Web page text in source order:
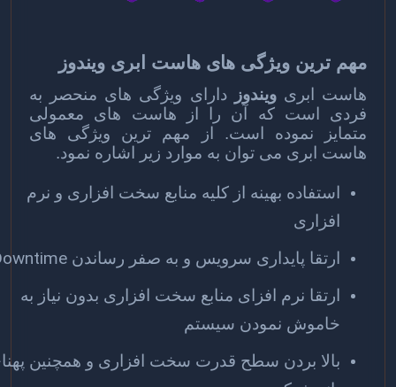
مهم ترین ویژگی های هاست ابری ویندوز
هاستابریویندوزدارای ویژگی های منحصر به
فردی است که آن را از هاست های معمولی
متمایز نموده است. از مهم ترین ویژگی های
هاست ابری می توان به موارد زیر اشاره نمود.
استفاده بهینه از کلیه منابع سخت افزاری و نرم
افزاری
ارتقا پایداری سرویس و به صفر رساندنDowntime
ارتقا نرم افزای منابع سخت افزاری بدون نیاز به
خاموش نمودن سیستم
بالا بردن سطح قدرت سخت افزاری و همچنین پهنای